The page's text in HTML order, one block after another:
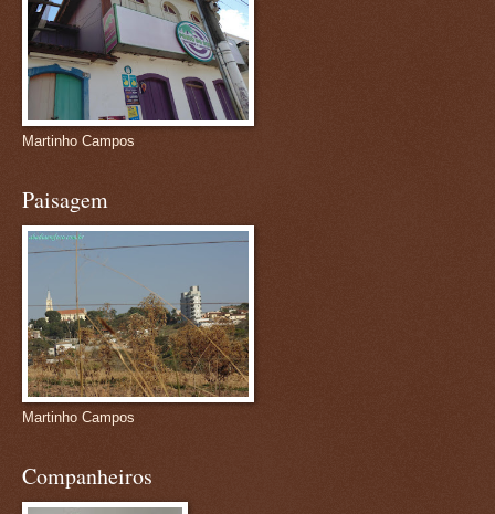
Martinho Campos
Paisagem
Martinho Campos
Companheiros